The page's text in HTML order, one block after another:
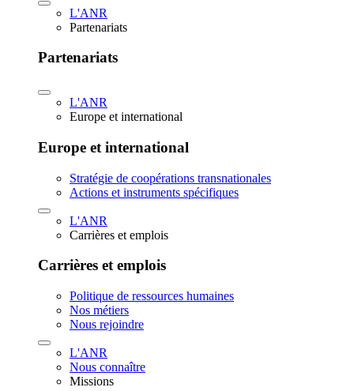
L'ANR
Partenariats
Partenariats
L'ANR
Europe et international
Europe et international
Stratégie de coopérations transnationales
Actions et instruments spécifiques
L'ANR
Carrières et emplois
Carrières et emplois
Politique de ressources humaines
Nos métiers
Nous rejoindre
L'ANR
Nous connaître
Missions